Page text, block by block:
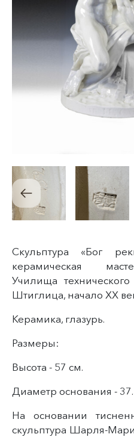
Скульптура «Бог
керамическая
Училища
Штиглица, начало XX
Керамика, глазурь.
Размеры:
Высота - 57 см.
Диаметр основания -
На основании
скульптура Шарля-